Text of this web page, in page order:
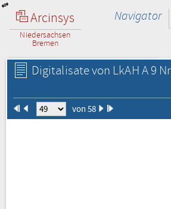
Arcinsys
Niedersachsen
Bremen
Navigator
Digitalisate von LkAH A 9
von 58